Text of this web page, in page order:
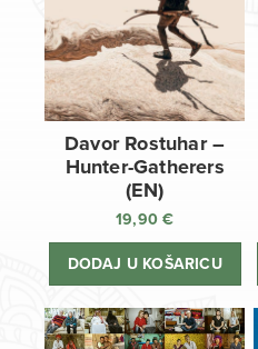
Davor Rostuhar –
Hunter-Gatherers
(EN)
19,90€
DODAJ U KOŠARICU